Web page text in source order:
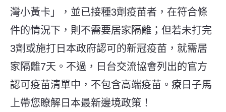
灣小黃卡」，並已接種3劑疫苗者，在符合條
件的情況下，則不需要居家隔離；但若未打完
3劑或施打日本政府認可的新冠疫苗，就需居
家隔離7天。不過，日台交流協會列出的官方
認可疫苗清單中，不包含高端疫苗。療日子馬
上帶您瞭解日本最新邊境政策！